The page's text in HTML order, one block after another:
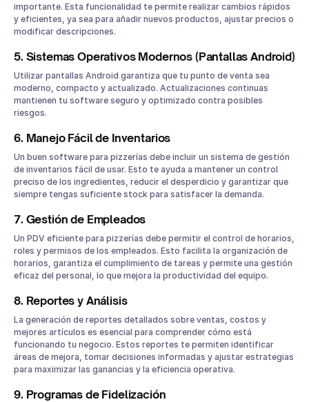
importante. Esta funcionalidad te permite realizar cambios rápidos
y eficientes, ya sea para añadir nuevos productos, ajustar precios o
modificar descripciones.
5. Sistemas Operativos Modernos (Pantallas Android)
Utilizar pantallas Android garantiza que tu punto de venta sea
moderno, compacto y actualizado. Actualizaciones continuas
mantienen tu software seguro y optimizado contra posibles
riesgos.
6. Manejo Fácil de Inventarios
Un buen software para pizzerías debe incluir un sistema de gestión
de inventarios fácil de usar. Esto te ayuda a mantener un control
preciso de los ingredientes, reducir el desperdicio y garantizar que
siempre tengas suficiente stock para satisfacer la demanda.
7. Gestión de Empleados
Un PDV eficiente para pizzerías debe permitir el control de horarios,
roles y permisos de los empleados. Esto facilita la organización de
horarios, garantiza el cumplimiento de tareas y permite una gestión
eficaz del personal, lo que mejora la productividad del equipo.
8. Reportes y Análisis
La generación de reportes detallados sobre ventas, costos y
mejores artículos es esencial para comprender cómo está
funcionando tu negocio. Estos reportes te permiten identificar
áreas de mejora, tomar decisiones informadas y ajustar estrategias
para maximizar las ganancias y la eficiencia operativa.
9. Programas de Fidelización